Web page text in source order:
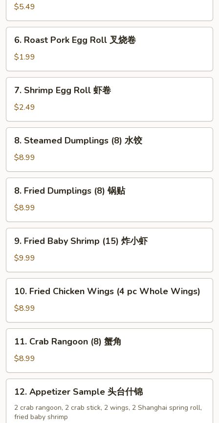
Wonton
(10)
炸
$5.49
Roast
Pork
Egg
Roll
6. Roast Pork Egg Roll 叉烧卷
$1.99
Shrimp
Egg
Roll
虾
7. Shrimp Egg Roll 虾卷
$2.49
Steamed
Dumplings
(8)
水
8. Steamed Dumplings (8) 水饺
$8.99
Fried
Dumplings
(8)
锅
8. Fried Dumplings (8) 锅贴
$8.99
Fried
Baby
Shrimp
(15)
9. Fried Baby Shrimp (15) 炸小虾
$9.99
Fried
Chicken
Wings
(4
Whole
10. Fried Chicken Wings (4 pc Whole Wings)
$8.99
Crab
Rangoon
(8)
蟹
11. Crab Rangoon (8) 蟹角
$8.99
Appetizer
Sample
12. Appetizer Sample 头台什锦
2 crab rangoon, 2 crab stick, 2 wings, 2 Shanghai spring roll,
fried baby shrimp